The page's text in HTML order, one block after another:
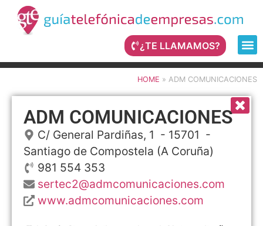
¿TE LLAMAMOS?
HOME » ADM COMUNICACIONES
ADM COMUNICACIONES
C/ General Pardiñas, 1 - 15701 -
Santiago de Compostela (A Coruña)
981 554 353
sertec2@admcomunicaciones.com
www.admcomunicaciones.com